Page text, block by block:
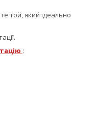
той, який ідеально
: